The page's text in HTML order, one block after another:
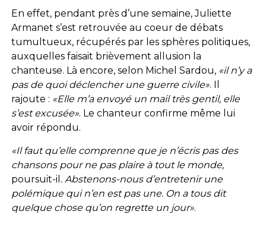
En effet, pendant près d’une semaine, Juliette
Armanet s’est retrouvée au coeur de débats
tumultueux, récupérés par les sphères politiques,
auxquelles faisait brièvement allusion la
chanteuse. Là encore, selon Michel Sardou, «il n’y a
pas de quoi déclencher une guerre civile». Il
rajoute : «Elle m’a envoyé un mail très gentil, elle
s’est excusée». Le chanteur confirme même lui
avoir répondu.
«Il faut qu’elle comprenne que je n’écris pas des
chansons pour ne pas plaire à tout le monde,
poursuit-il . Abstenons-nous d’entretenir une
polémique qui n’en est pas une. On a tous dit
quelque chose qu’on regrette un jour».